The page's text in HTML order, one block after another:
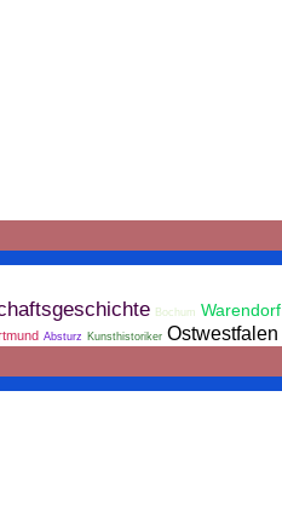
Bochum Warendorf
Absturz Kunsthistoriker Ostwestfalen